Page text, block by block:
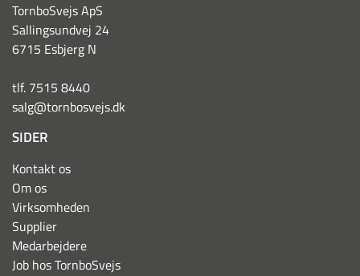
TornboSvejs ApS
Sallingsundvej 24
6715 Esbjerg N
tlf. 7515 8440
salg@tornbosvejs.dk
SIDER
Kontakt os
Om os
Virksomheden
Supplier
Medarbejdere
Job hos TornboSvejs